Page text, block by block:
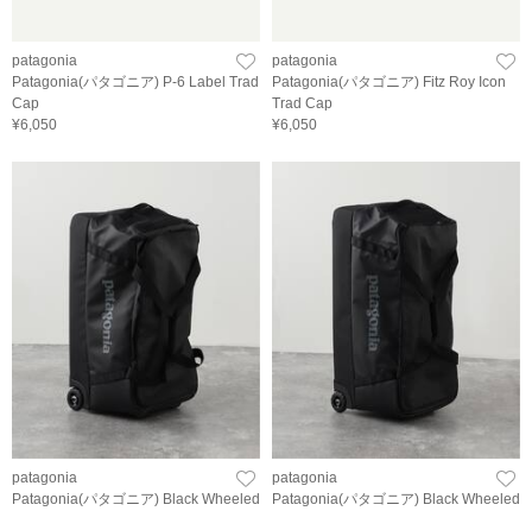
patagonia
Patagonia(パタゴニア) P-6 Label Trad
Cap
¥6,050
patagonia
Patagonia(パタゴニア) Fitz Roy Icon
Trad Cap
¥6,050
patagonia
Patagonia(パタゴニア) Black Wheeled
patagonia
Patagonia(パタゴニア) Black Wheeled